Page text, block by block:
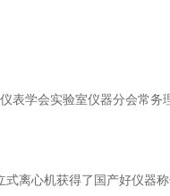
表学会实验室仪器分会常务
离心机获得了国产好仪器